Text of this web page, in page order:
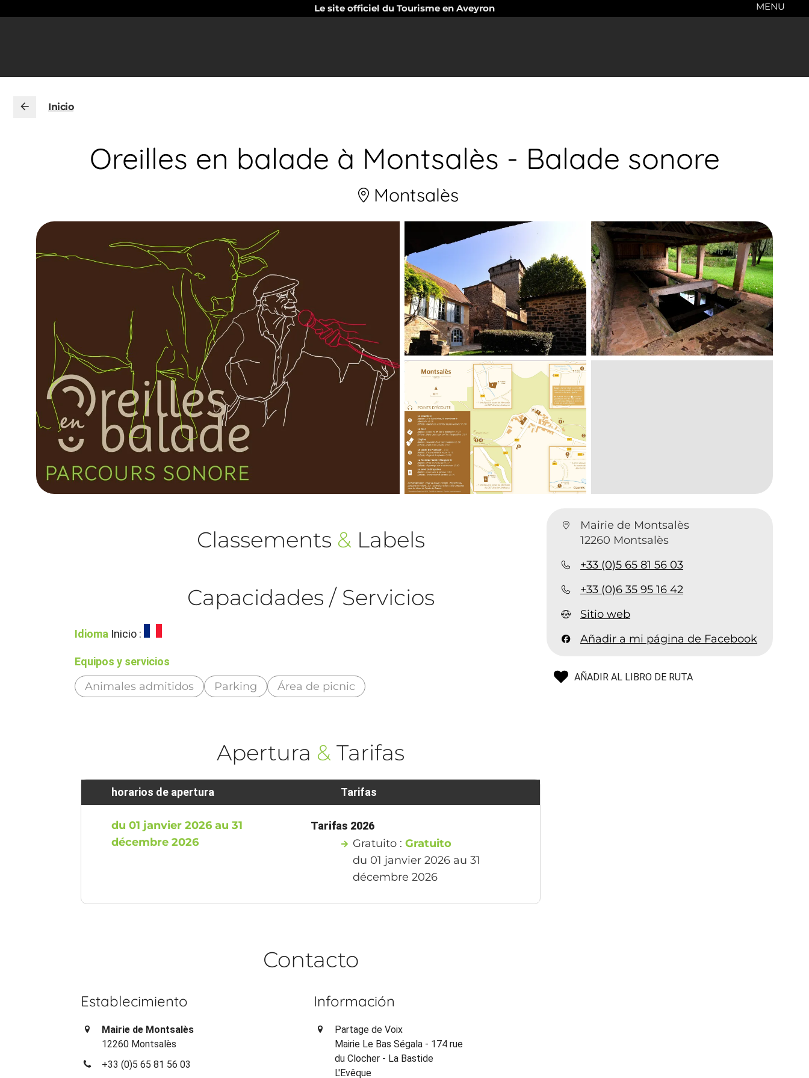
Le site officiel du Tourisme en Aveyron MENU
Inicio
Oreilles en balade à Montsalès - Balade sonore
Montsalès
Mairie de Montsalès
12260 Montsalès
+33 (0)5 65 81 56 03
+33 (0)6 35 95 16 42
Sitio web
Añadir a mi página de Facebook
AÑADIR AL LIBRO DE RUTA
Classements & Labels
Capacidades / Servicios
Idioma Inicio :
Equipos y servicios
Animales admitidos Parking Área de picnic
Apertura & Tarifas
horarios de apertura
du 01 janvier 2026 au 31
décembre 2026
Tarifas
Tarifas 2026
Gratuito :Gratuito
du 01 janvier 2026 au 31
décembre 2026
Contacto
Establecimiento
Mairie de Montsalès
12260 Montsalès
+33 (0)5 65 81 56 03
Información
Partage de Voix
Mairie Le Bas Ségala - 174 rue
du Clocher - La Bastide
L'Evêque